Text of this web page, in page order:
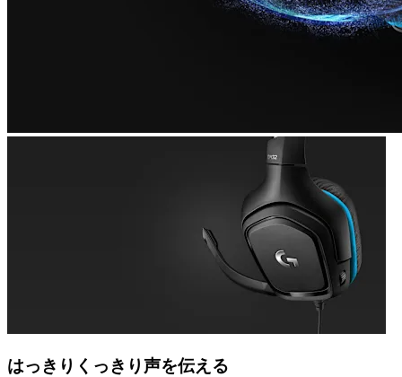
はっきりくっきり声を伝える